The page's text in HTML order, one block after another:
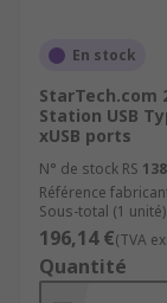
En stock
StarTech.com
Station USB
xUSB ports
N° de stock RS
Référence
Sous-total (1 unité)
196,14 €(TVA
Quantité